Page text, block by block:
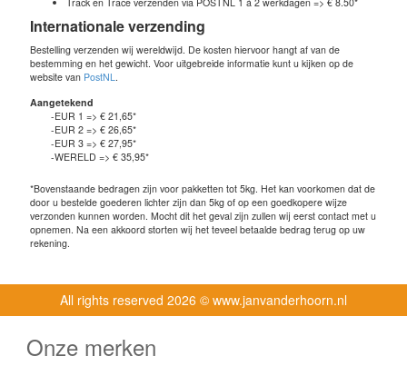
Internationale verzending
Bestelling verzenden wij wereldwijd. De kosten hiervoor hangt af van de
bestemming en het gewicht. Voor uitgebreide informatie kunt u kijken op de
website van PostNL
Aangetekend
-EUR 1 => € 21,65*
-EUR 2 => € 26,65*
-EUR 3 => € 27,95*
-WERELD => € 35,95*
*Bovenstaande bedragen zijn voor pakketten tot 5kg. Het kan voorkomen dat de
door u bestelde goederen lichter zijn dan 5kg of op een goedkopere wijze
verzonden kunnen worden. Mocht dit het geval zijn zullen wij eerst contact met u
opnemen. Na een akkoord storten wij het teveel betaalde bedrag terug op uw
rekening.
All rights reserved 2026 © www.janvanderhoorn.nl
Onze merken